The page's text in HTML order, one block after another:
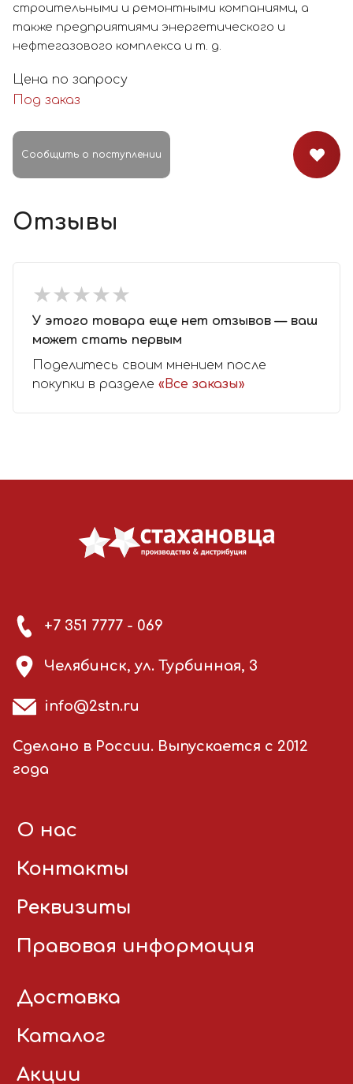
строительными и ремонтными компаниями, а
также предприятиями энергетического и
нефтегазового комплекса и т. д.
Цена по запросу
Под заказ
Сообщить о поступлении
Отзывы
★★★★★
★★★★★
У этого товара еще нет отзывов — ваш
может стать первым
Поделитесь своим мнением после
покупки в разделе «Все заказы»
+7 351 7777 - 069
Челябинск, ул. Турбинная, 3
info@2stn.ru
Сделано в России. Выпускается с 2012
года
О нас
Контакты
Реквизиты
Правовая информация
Доставка
Каталог
Акции